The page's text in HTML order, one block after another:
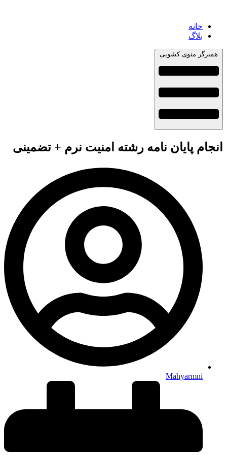
خانه
بلاگ
همبرگر منوی کشویی
انجام پایان نامه رشته امنیت نرم + تضمینی
Mahyarmni